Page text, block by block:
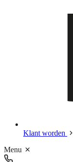
Klant worden
Menu